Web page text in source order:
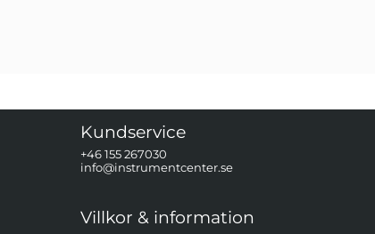
Kundservice
+46 155 267030
info@instrumentcenter.se
Villkor & information